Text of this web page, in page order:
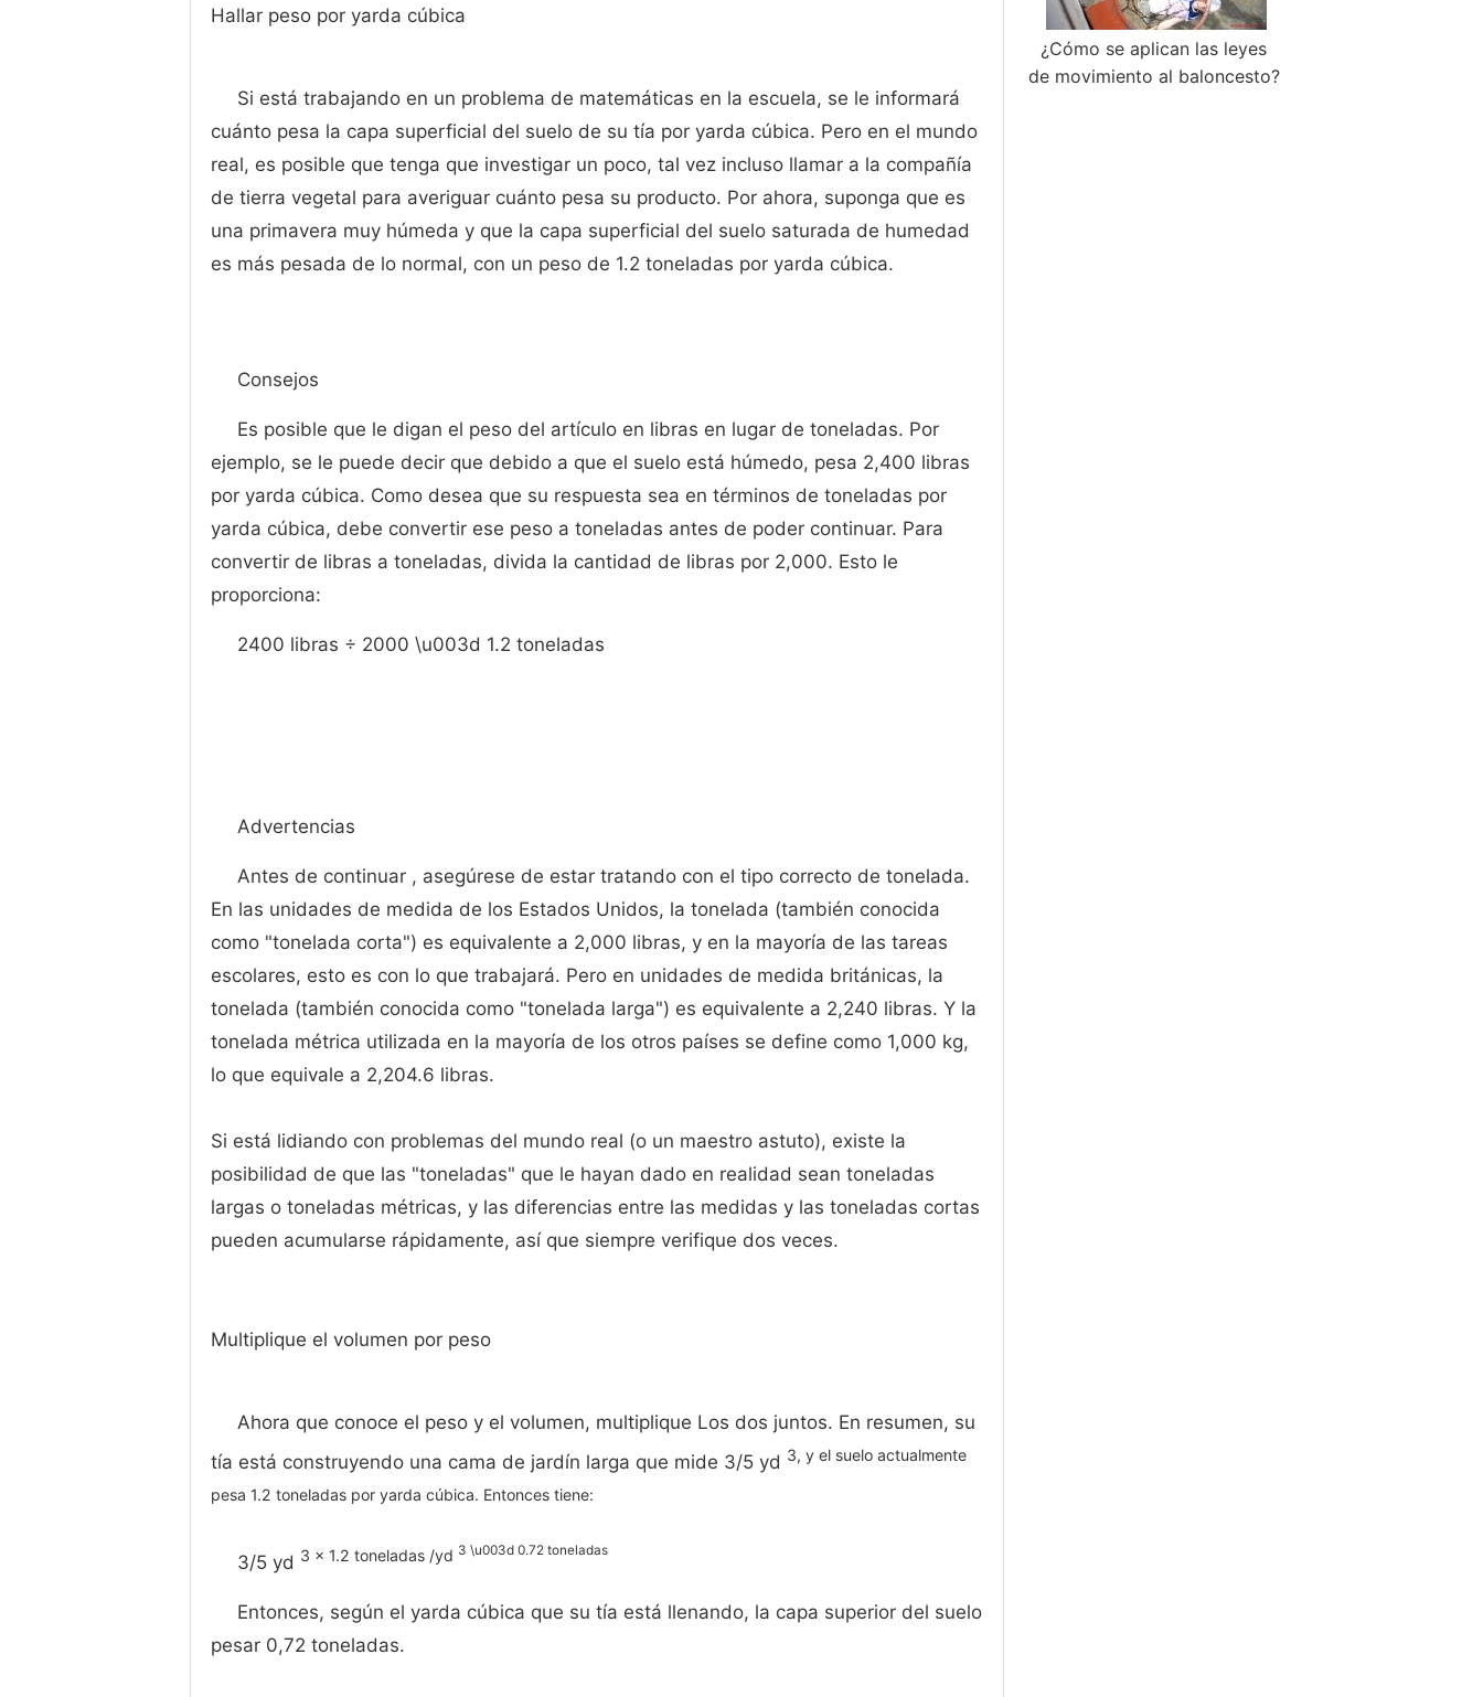
Hallar peso por yarda cúbica
Si está trabajando en un problema de matemáticas en la escuela, se le informará
cuánto pesa la capa superficial del suelo de su tía por yarda cúbica. Pero en el mundo
real, es posible que tenga que investigar un poco, tal vez incluso llamar a la compañía
de tierra vegetal para averiguar cuánto pesa su producto. Por ahora, suponga que es
una primavera muy húmeda y que la capa superficial del suelo saturada de humedad
es más pesada de lo normal, con un peso de 1.2 toneladas por yarda cúbica.
Consejos
Es posible que le digan el peso del artículo en libras en lugar de toneladas. Por
ejemplo, se le puede decir que debido a que el suelo está húmedo, pesa 2,400 libras
por yarda cúbica. Como desea que su respuesta sea en términos de toneladas por
yarda cúbica, debe convertir ese peso a toneladas antes de poder continuar. Para
convertir de libras a toneladas, divida la cantidad de libras por 2,000. Esto le
proporciona:
2400 libras ÷ 2000 \u003d 1.2 toneladas
Advertencias
Antes de continuar , asegúrese de estar tratando con el tipo correcto de tonelada.
En las unidades de medida de los Estados Unidos, la tonelada (también conocida
como "tonelada corta") es equivalente a 2,000 libras, y en la mayoría de las tareas
escolares, esto es con lo que trabajará. Pero en unidades de medida británicas, la
tonelada (también conocida como "tonelada larga") es equivalente a 2,240 libras. Y la
tonelada métrica utilizada en la mayoría de los otros países se define como 1,000 kg,
lo que equivale a 2,204.6 libras.
Si está lidiando con problemas del mundo real (o un maestro astuto), existe la
posibilidad de que las "toneladas" que le hayan dado en realidad sean toneladas
largas o toneladas métricas, y las diferencias entre las medidas y las toneladas cortas
pueden acumularse rápidamente, así que siempre verifique dos veces.
Multiplique el volumen por peso
Ahora que conoce el peso y el volumen, multiplique Los dos juntos. En resumen, su
tía está construyendo una cama de jardín larga que mide 3/5 yd 3, y el suelo actualmente
pesa 1.2 toneladas por yarda cúbica. Entonces tiene:
3/5 yd 3 × 1.2 toneladas /yd 3 \u003d 0.72 toneladas
Entonces, según el yarda cúbica que su tía está llenando, la capa superior del suelo
pesar 0,72 toneladas.
¿Cómo se aplican las leyes
de movimiento al baloncesto?